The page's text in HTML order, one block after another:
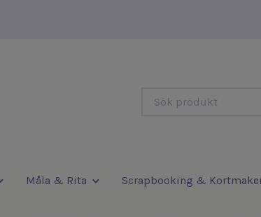
Måla & Rita Scrapbooking &